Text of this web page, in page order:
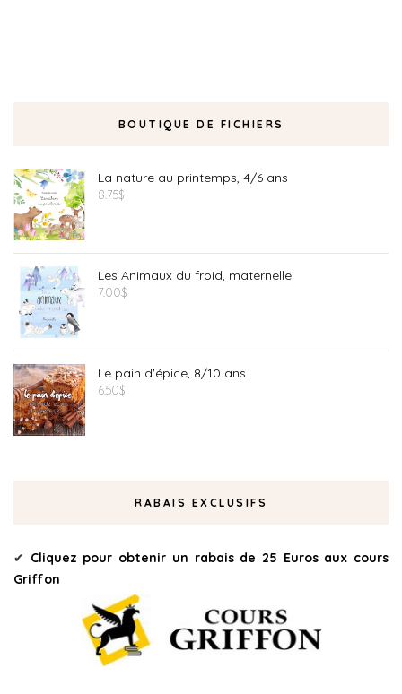
BOUTIQUE DE FICHIERS
La nature au printemps, 4/6 ans
8.75$
Les Animaux du froid, maternelle
7.00$
Le pain d'épice, 8/10 ans
6.50$
RABAIS EXCLUSIFS
✔ Cliquez pour obtenir un rabais de 25 Euros aux cours
Griffon